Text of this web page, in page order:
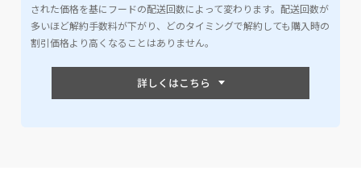
された価格を基にフードの配送回数によって変わります。配送回数が
多いほど解約手数料が下がり、どのタイミングで解約しても購入時の
割引価格より高くなることはありません。